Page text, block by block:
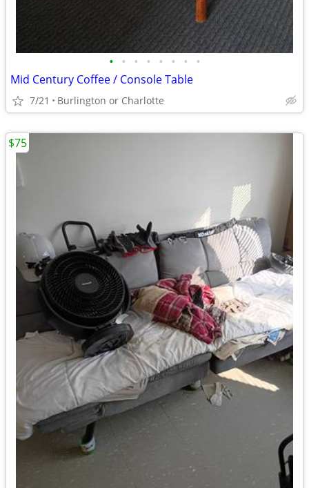
• • • • • • • •
Mid Century Coffee / Console Table
7/21 Burlington or Charlotte
$75